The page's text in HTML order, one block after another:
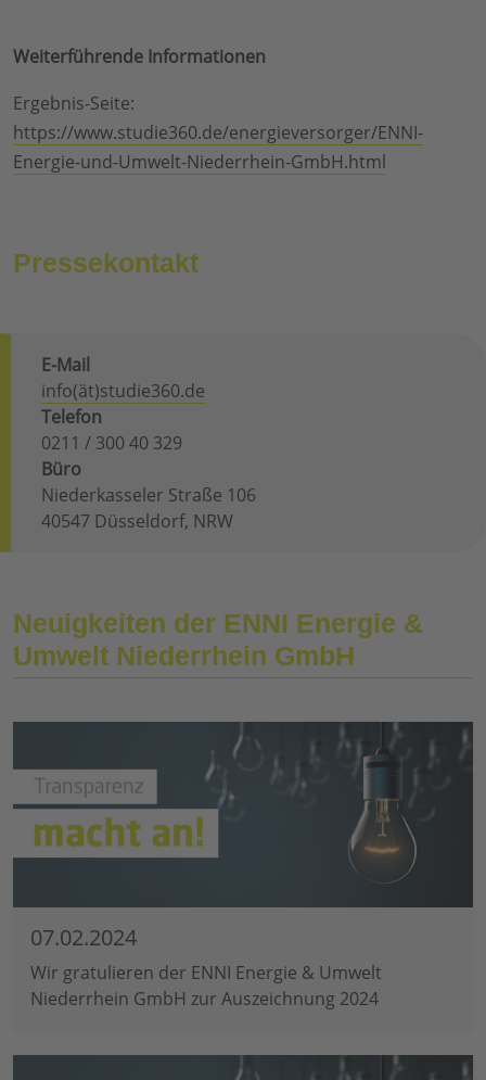
Weiterführende Informationen
Ergebnis-Seite:
https://www.studie360.de/energieversorger/ENNI-
Energie-und-Umwelt-Niederrhein-GmbH.html
Pressekontakt
E-Mail
info(ät)studie360.de
Telefon
0211 / 300 40 329
Büro
Niederkasseler Straße 106
40547 Düsseldorf, NRW
Neuigkeiten der ENNI Energie &
Umwelt Niederrhein GmbH
07.02.2024
Wir gratulieren der ENNI Energie & Umwelt
Niederrhein GmbH zur Auszeichnung 2024